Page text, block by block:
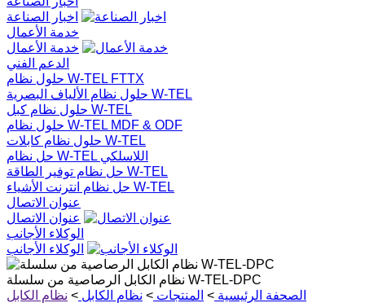
اخبار الصناعة
خدمة الأعمال
خدمة الأعمال
الدعم الفني
حلول نظام W-TEL FTTX
حلول نظام الألياف البصرية W-TEL
حلول نظام كبل W-TEL
حلول نظام W-TEL MDF & ODF
حلول نظام كابلات W-TEL
حل نظام W-TEL اللاسلكي
حل نظام توفير الطاقة W-TEL
حل نظام انترنت الأشياء W-TEL
عنوان الاتصال
عنوان الاتصال
الوكلاء الأجانب
الوكلاء الأجانب
نظام الكابل الرصاصية من سلسلة W-TEL-DPC
الصحفة الرئيسية > المنتجات > نظام الكابل > نظام الكابل